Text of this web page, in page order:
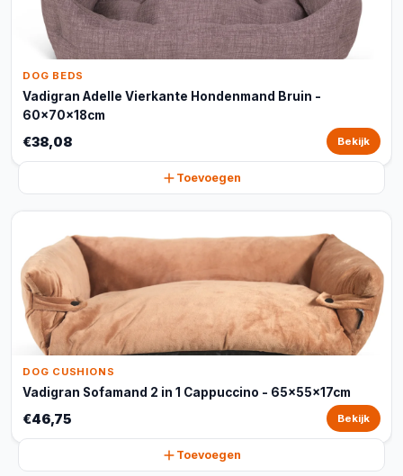
DOG BEDS
Vadigran Adelle Vierkante Hondenmand Bruin -
60x70x18cm
€38,08 Bekijk
Toevoegen
DOG CUSHIONS
Vadigran Sofamand 2 in 1 Cappuccino - 65x55x17cm
€46,75 Bekijk
Toevoegen